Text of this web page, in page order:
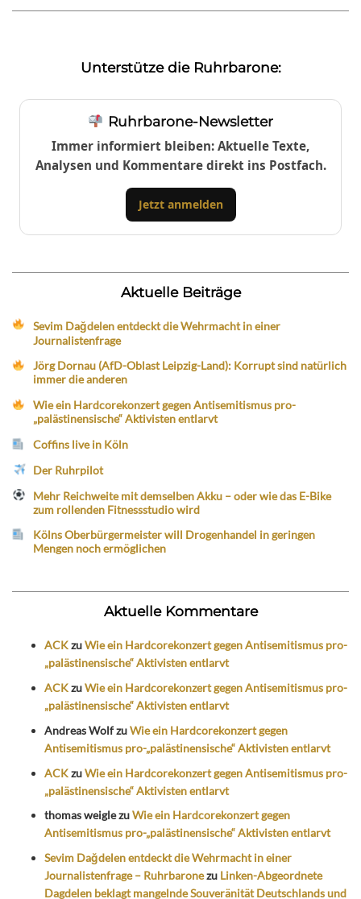
Unterstütze die Ruhrbarone:
Ruhrbarone-Newsletter
Immer informiert bleiben: Aktuelle Texte,
Analysen und Kommentare direkt ins Postfach.
Jetzt anmelden
Aktuelle Beiträge
Sevim Dağdelen entdeckt die Wehrmacht in einer
Journalistenfrage
Jörg Dornau (AfD-Oblast Leipzig-Land): Korrupt sind natürlich
immer die anderen
Wie ein Hardcorekonzert gegen Antisemitismus pro-
„palästinensische“ Aktivisten entlarvt
Coffins live in Köln
Der Ruhrpilot
Mehr Reichweite mit demselben Akku – oder wie das E-Bike
zum rollenden Fitnessstudio wird
Kölns Oberbürgermeister will Drogenhandel in geringen
Mengen noch ermöglichen
Aktuelle Kommentare
ACKzuWie ein Hardcorekonzert gegen Antisemitismus pro-
„palästinensische“ Aktivisten entlarvt
ACKzuWie ein Hardcorekonzert gegen Antisemitismus pro-
„palästinensische“ Aktivisten entlarvt
Andreas WolfzuWie ein Hardcorekonzert gegen
Antisemitismus pro-„palästinensische“ Aktivisten entlarvt
ACKzuWie ein Hardcorekonzert gegen Antisemitismus pro-
„palästinensische“ Aktivisten entlarvt
thomas weiglezuWie ein Hardcorekonzert gegen
Antisemitismus pro-„palästinensische“ Aktivisten entlarvt
Sevim Dağdelen entdeckt die Wehrmacht in einer
Journalistenfrage – Ruhrbaronezu Linken-Abgeordnete
Dagdelen beklagt mangelnde Souveränität Deutschlands und